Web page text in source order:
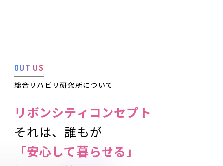
OU T US
総合リハビリ研究所について
リボンシティコンセプト
それは、誰もが
「安心して暮らせる」